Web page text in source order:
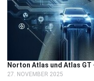
Norton Atlas und Atlas
27. NOVEMBER 2025